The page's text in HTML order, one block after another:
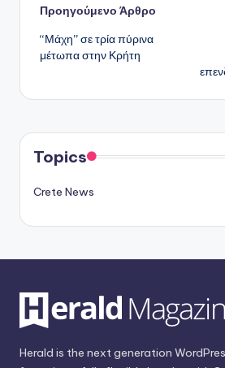
Πλοήγηση
δημοσιεύσεων
Προηγούμενο Άρθρο
“Μάχη” σε τρία πύρινα
μέτωπα στην Κρήτη
Topics
Crete News
Herald is the next generation